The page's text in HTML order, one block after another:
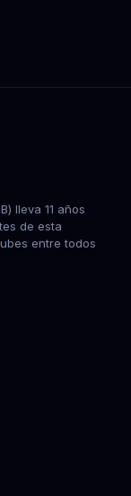
lleva 11 años
de esta
entre todos